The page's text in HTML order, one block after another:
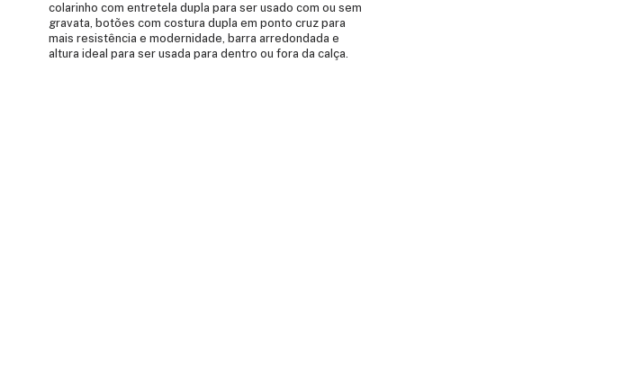
colarinho com entretela dupla para ser usado com ou sem
gravata, botões com costura dupla em ponto cruz para
mais resistência e modernidade, barra arredondada e
altura ideal para ser usada para dentro ou fora da calça.